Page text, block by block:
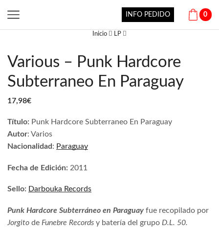
INFO PEDIDO 0
Inicio LP
Various – Punk Hardcore
Subterraneo En Paraguay
17,98€
Título: Punk Hardcore Subterraneo En Paraguay
Autor: Varios
Nacionalidad : Paraguay
Fecha de Edición: 2011
Sello: Darbouka Records
Punk Hardcore Subterráneo en Paraguay fue recopilado por
Jorgito de Funebre Records y batería del grupo D.L. 50.